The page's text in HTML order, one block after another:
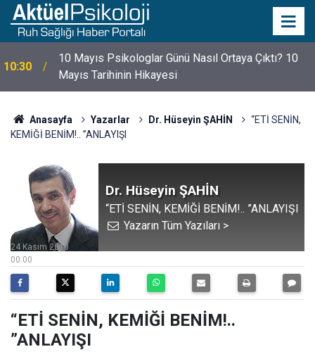
10:30
10 Mayıs Psikologlar Günü Nasıl Ortaya Çıktı? 10
Mayıs Tarihinin Hikayesi
Anasayfa Yazarlar Dr. Hüseyin ŞAHİN
“ETİ SENİN,
KEMİĞİ BENİM!.. ”ANLAYIŞI
Dr. Hüseyin ŞAHİN
“ETİ SENİN, KEMİĞİ BENİM!.. ”ANLAYIŞI
Yazarın Tüm Yazıları >
00:00
24 Kasım 2010
“ETİ SENİN, KEMİĞİ BENİM!..
”ANLAYIŞI